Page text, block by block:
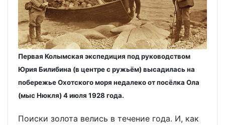
Первая Колымская экспедиция под руководством
Юрия Билибина (в центре с ружьём) высадилась на
побережье Охотского моря недалеко от посёлка Ола
(мыс Нюкля) 4 июля 1928 года.
Поиски золота велись в течение года. И, как